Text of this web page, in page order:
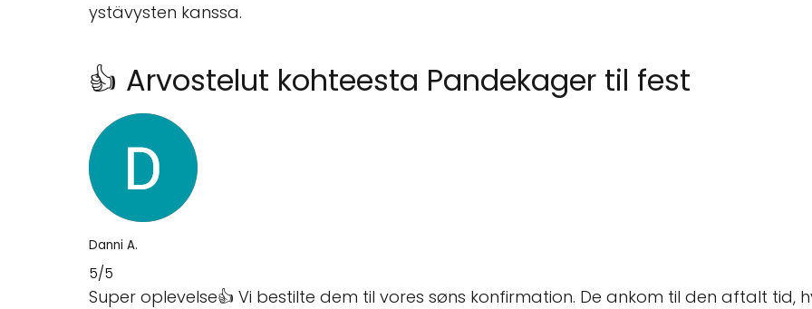
ystävysten kanssa.
👍 Arvostelut kohteesta Pandekager til fest
Danni A.
5/5
Super oplevelse👍 Vi bestilte dem til vores søns konfirmation. De ankom til den aftalt